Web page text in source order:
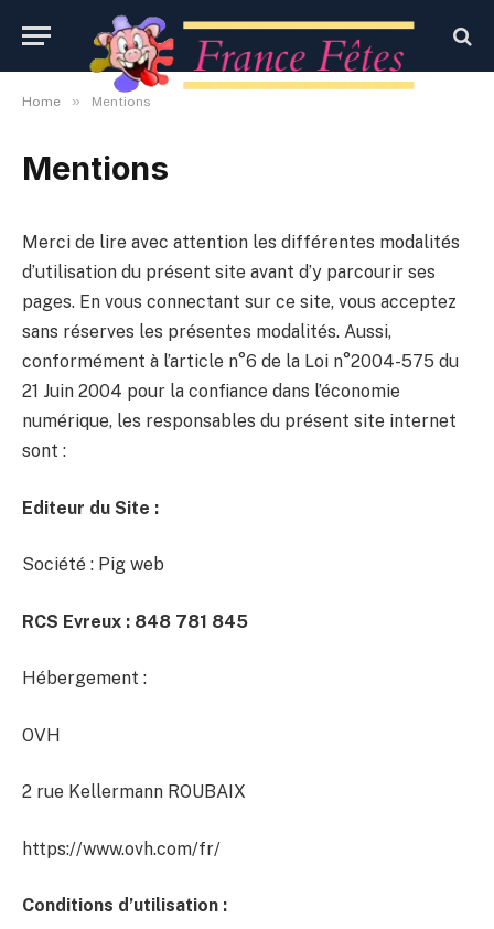
Home » Mentions
Mentions
Merci de lire avec attention les différentes modalités
d’utilisation du présent site avant d’y parcourir ses
pages. En vous connectant sur ce site, vous acceptez
sans réserves les présentes modalités. Aussi,
conformément à l’article n°6 de la Loi n°2004-575 du
21 Juin 2004 pour la confiance dans l’économie
numérique, les responsables du présent site internet
sont :
Editeur du Site :
Société : Pig web
RCS Evreux : 848 781 845
Hébergement :
OVH
2 rue Kellermann ROUBAIX
https://www.ovh.com/fr/
Conditions d’utilisation :